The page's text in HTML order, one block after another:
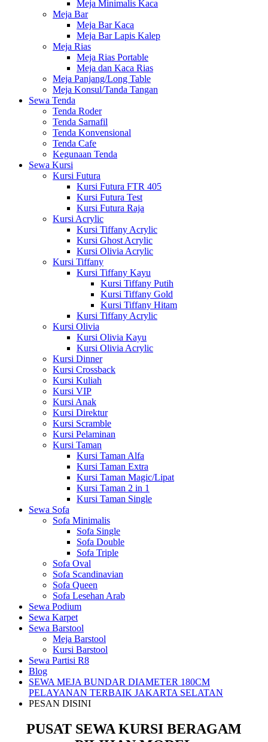
Meja Minimalis Kaca
Meja Bar
Meja Bar Kaca
Meja Bar Lapis Kalep
Meja Rias
Meja Rias Portable
Meja dan Kaca Rias
Meja Panjang/Long Table
Meja Konsul/Tanda Tangan
Sewa Tenda
Tenda Roder
Tenda Sarnafil
Tenda Konvensional
Tenda Cafe
Kegunaan Tenda
Sewa Kursi
Kursi Futura
Kursi Futura FTR 405
Kursi Futura Test
Kursi Futura Raja
Kursi Acrylic
Kursi Tiffany Acrylic
Kursi Ghost Acrylic
Kursi Olivia Acrylic
Kursi Tiffany
Kursi Tiffany Kayu
Kursi Tiffany Putih
Kursi Tiffany Gold
Kursi Tiffany Hitam
Kursi Tiffany Acrylic
Kursi Olivia
Kursi Olivia Kayu
Kursi Olivia Acrylic
Kursi Dinner
Kursi Crossback
Kursi Kuliah
Kursi VIP
Kursi Anak
Kursi Direktur
Kursi Scramble
Kursi Pelaminan
Kursi Taman
Kursi Taman Alfa
Kursi Taman Extra
Kursi Taman Magic/Lipat
Kursi Taman 2 in 1
Kursi Taman Single
Sewa Sofa
Sofa Minimalis
Sofa Single
Sofa Double
Sofa Triple
Sofa Oval
Sofa Scandinavian
Sofa Queen
Sofa Lesehan Arab
Sewa Podium
Sewa Karpet
Sewa Barstool
Meja Barstool
Kursi Barstool
Sewa Partisi R8
Blog
SEWA MEJA BUNDAR DIAMETER 180CM
PELAYANAN TERBAIK JAKARTA SELATAN
PESAN DISINI
PUSAT SEWA KURSI BERAGAM